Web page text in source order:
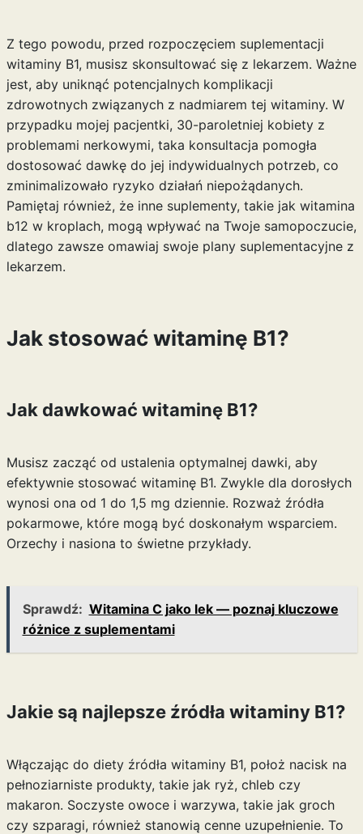
Z tego powodu, przed rozpoczęciem suplementacji
witaminy B1, musisz skonsultować się z lekarzem. Ważne
jest, aby uniknąć potencjalnych komplikacji
zdrowotnych związanych z nadmiarem tej witaminy. W
przypadku mojej pacjentki, 30-paroletniej kobiety z
problemami nerkowymi, taka konsultacja pomogła
dostosować dawkę do jej indywidualnych potrzeb, co
zminimalizowało ryzyko działań niepożądanych.
Pamiętaj również, że inne suplementy, takie jak witamina
b12 w kroplach, mogą wpływać na Twoje samopoczucie,
dlatego zawsze omawiaj swoje plany suplementacyjne z
lekarzem.
Jak stosować witaminę B1?
Jak dawkować witaminę B1?
Musisz zacząć od ustalenia optymalnej dawki, aby
efektywnie stosować witaminę B1. Zwykle dla dorosłych
wynosi ona od 1 do 1,5 mg dziennie. Rozważ źródła
pokarmowe, które mogą być doskonałym wsparciem.
Orzechy i nasiona to świetne przykłady.
Sprawdź: Witamina C jako lek — poznaj kluczowe
różnice z suplementami
Jakie są najlepsze źródła witaminy B1?
Włączając do diety źródła witaminy B1, położ nacisk na
pełnoziarniste produkty, takie jak ryż, chleb czy
makaron. Soczyste owoce i warzywa, takie jak groch
czy szparagi, również stanowią cenne uzupełnienie. To